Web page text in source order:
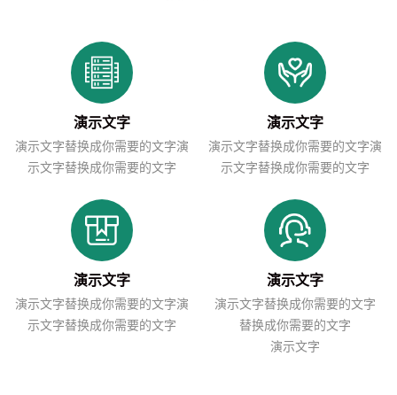
演示文字
演示文字替换成你需要的文字演
示文字替换成你需要的文字
演示文字
演示文字替换成你需要的文字演
示文字替换成你需要的文字
演示文字
演示文字替换成你需要的文字演
示文字替换成你需要的文字
演示文字
演示文字替换成你需要的文字
替换成你需要的文字
演示文字